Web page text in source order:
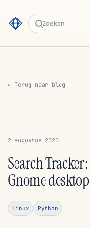
Zoeken
← Terug naar blog
2 augustus 2020
Search
Gnome desktop
Linux Python